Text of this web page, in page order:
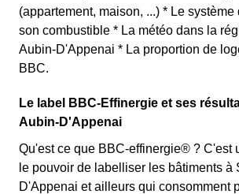
(appartement, maison, ...) * Le
son combustible * La météo dans la
Aubin-D'Appenai * La proportion de
BBC.
Le label BBC-Effinergie et ses
Aubin-D'Appenai
Qu'est ce que BBC-effinergie® ? C'est
le pouvoir de labelliser les bâtiments à
D'Appenai et ailleurs qui consomment